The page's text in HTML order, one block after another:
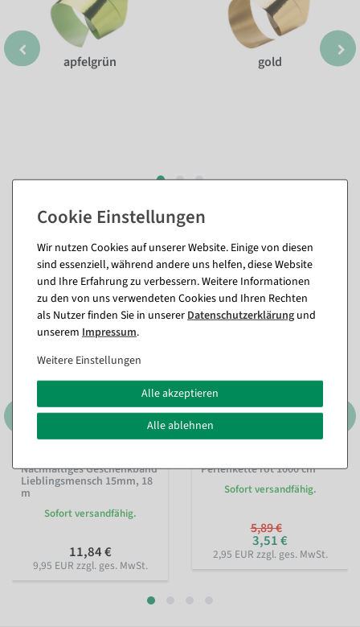
apfelgrün gold
Passende Artikel zu diesem Produkt
(8)
Nachhaltiges Geschenkband
Lieblingsmensch 15mm, 18
m
Sofort versandfähig.
11,84 €
9,95 EUR zzgl. ges. MwSt.
Perlenkette rot 1000 cm
Sofort versandfähig.
5,89 €
3,51 €
2,95 EUR zzgl. ges. MwSt.
Wir nutzen Cookies auf unserer Website. Einige von diesen
sind essenziell, während andere uns helfen, diese Website
und Ihre Erfahrung zu verbessern. Weitere Informationen
zu den von uns verwendeten Cookies und Ihren Rechten
als Nutzer finden Sie in unsererDaten­schutz­erklärung und
unserem Impressum.
Weitere Einstellungen
Alle akzeptieren
Alle ablehnen